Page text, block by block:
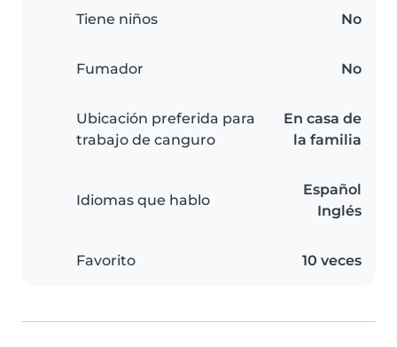
Tiene niños No
Fumador No
Ubicación preferida para
trabajo de canguro
En casa de
la familia
Idiomas que hablo
Español
Inglés
Favorito 10 veces